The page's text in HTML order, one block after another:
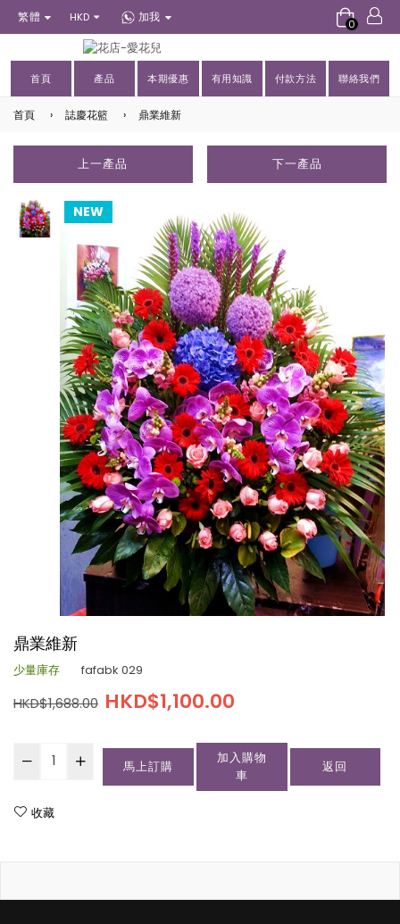
繁體 HKD 加我 0
首頁 產品 本期優惠 有用知識 付款方法 聯絡我們
首頁 › 誌慶花籃 › 鼎業維新
上一產品 下一產品
NEW
鼎業維新
少量庫存 fafabk 029
HKD$1,688.00 HKD$1,100.00
馬上訂購
加入購物
車
返回
收藏